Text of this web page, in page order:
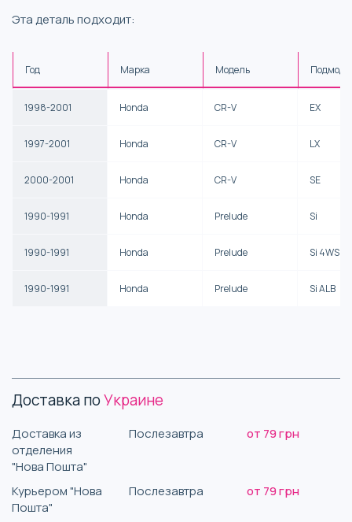
Эта деталь подходит:
Год Марка Модель
1998-2001 Honda CR-V EX
1997-2001 Honda CR-V LX
2000-2001 Honda CR-V SE
1990-1991 Honda Prelude Si
1990-1991 Honda Prelude Si 4WS
1990-1991 Honda Prelude Si ALB
Доставка поУкраине
Доставка из
отделения
"Нова Пошта"
Послезавтра от 79 грн
Курьером "Нова
Пошта"
Послезавтра от 79 грн